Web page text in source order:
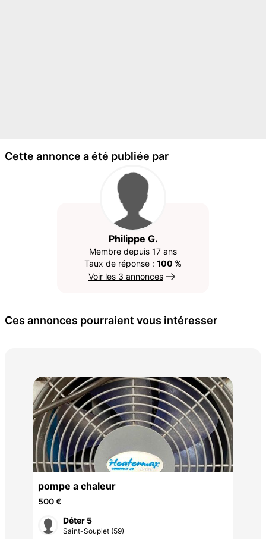
Cette annonce a été publiée par
Philippe G.
Membre depuis 17 ans
Taux de réponse : 100 %
Voir les 3 annonces
Ces annonces pourraient vous intéresser
pompe a chaleur
500 €
Déter 5
Saint-Souplet (59)